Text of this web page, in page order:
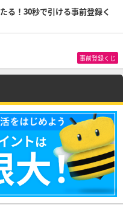
る！30秒で引ける事前登録く
事前登録くじ